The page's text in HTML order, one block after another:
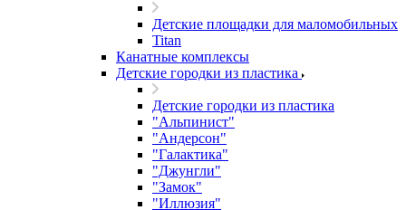
Детские площадки для маломобильных
Titan
Канатные комплексы
Детские городки из пластика
Детские городки из пластика
"Альпинист"
"Андерсон"
"Галактика"
"Джунгли"
"Замок"
"Иллюзия"